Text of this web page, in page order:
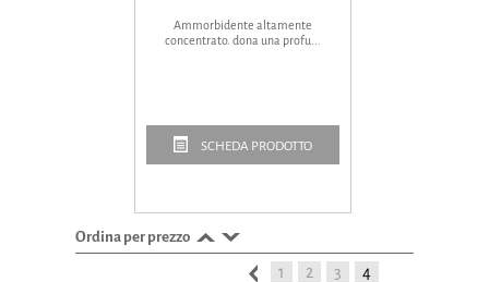
Ammorbidente altamente
concentrato. dona una profu...
SCHEDA PRODOTTO
1 2 3 4
Ordina per prezzo